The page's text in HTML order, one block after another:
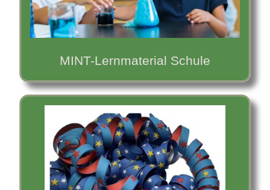
MINT-Lernmaterial Schule